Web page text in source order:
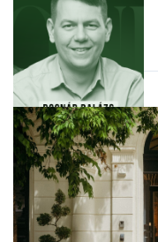
Forbes-sztori
Podcast